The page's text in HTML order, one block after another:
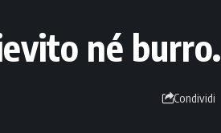
né burro.
Condividi